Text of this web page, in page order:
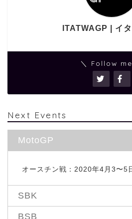
ITATWAGP | イ
＼ Follow
Next Events
MotoGP
オースチン戦：2020年4月3〜5
SBK
BSB